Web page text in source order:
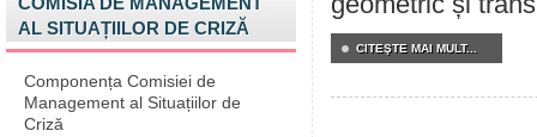
AL SITUAȚIILOR DE CRIZĂ
Componența Comisiei de
Management al Situațiilor de
Criză
CITEŞTE MAI MULT...